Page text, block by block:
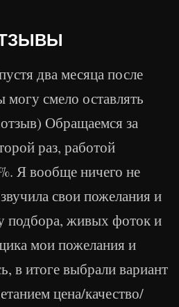
два месяца после
смело оставлять
Обращаемся за
раз, работой
Я вообще ничего не
свои пожелания и
подбора, живых фоток и
мои пожелания и
в итоге выбрали вариант
цена/качество/